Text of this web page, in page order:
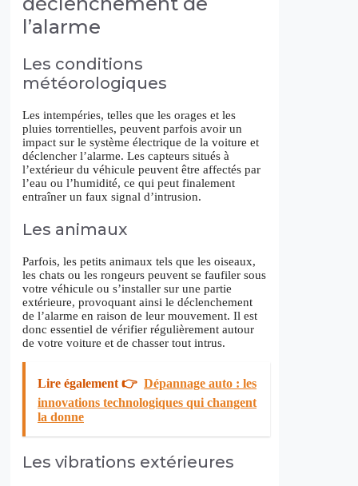
l’alarme
Les conditions
météorologiques
Les intempéries, telles que les orages et les
pluies torrentielles, peuvent parfois avoir un
impact sur le système électrique de la voiture et
déclencher l’alarme. Les capteurs situés à
l’extérieur du véhicule peuvent être affectés par
l’eau ou l’humidité, ce qui peut finalement
entraîner un faux signal d’intrusion.
Les animaux
Parfois, les petits animaux tels que les oiseaux,
les chats ou les rongeurs peuvent se faufiler sous
votre véhicule ou s’installer sur une partie
extérieure, provoquant ainsi le déclenchement
de l’alarme en raison de leur mouvement. Il est
donc essentiel de vérifier régulièrement autour
de votre voiture et de chasser tout intrus.
Lire également 👉 Dépannage auto : les
innovations technologiques qui changent
la donne
Les vibrations extérieures